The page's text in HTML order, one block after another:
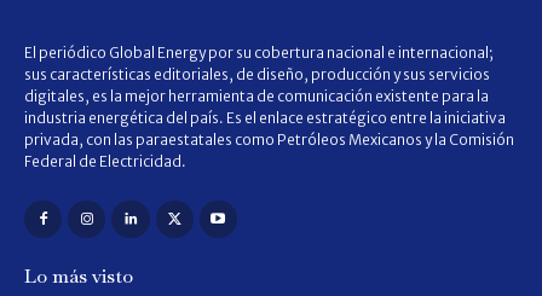
El periódico Global Energy por su cobertura nacional e internacional;
sus características editoriales, de diseño, producción y sus servicios
digitales, es la mejor herramienta de comunicación existente para la
industria energética del país. Es el enlace estratégico entre la iniciativa
privada, con las paraestatales como Petróleos Mexicanos y la Comisión
Federal de Electricidad.
Lo más visto